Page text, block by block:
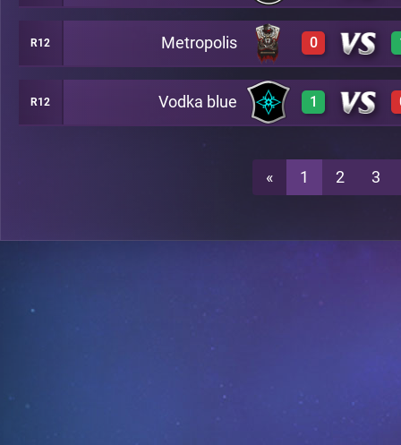
3 C46
R12 Metropolis 0
0 C46
R12 Vodka blue 1
« 1 2 3